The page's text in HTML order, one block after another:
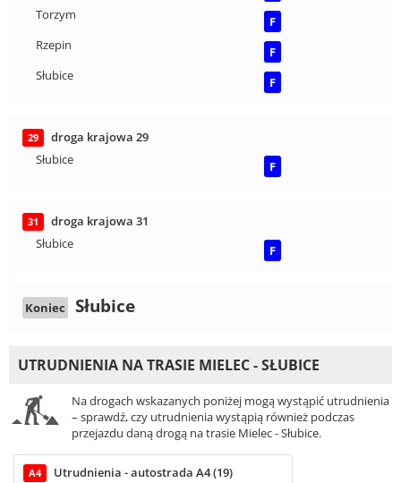
Torzym
F
Rzepin
F
Słubice
F
29
droga krajowa 29
Słubice
F
31
droga krajowa 31
Słubice
F
Koniec Słubice
UTRUDNIENIA NA TRASIE MIELEC - SŁUBICE
Na drogach wskazanych poniżej mogą wystąpić utrudnienia
– sprawdź, czy utrudnienia wystąpią również podczas
przejazdu daną drogą na trasie Mielec - Słubice.
A4 Utrudnienia - autostrada A4 (19)